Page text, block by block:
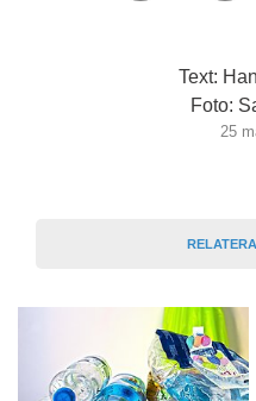
Text:
Foto:
25